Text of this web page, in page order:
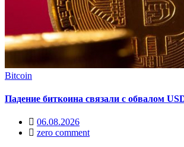
Bitcoin
Падение биткоина связали с обвалом
06.08.2026
zero comment